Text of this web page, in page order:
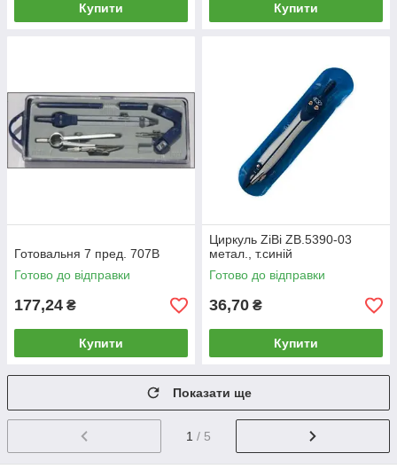
Купити Купити
Готовальня 7 пред. 707B
Готово до відправки
177,24 ₴
Купити
Циркуль ZiBi ZB.5390-03
метал., т.синій
Готово до відправки
36,70 ₴
Купити
Показати ще
1 / 5